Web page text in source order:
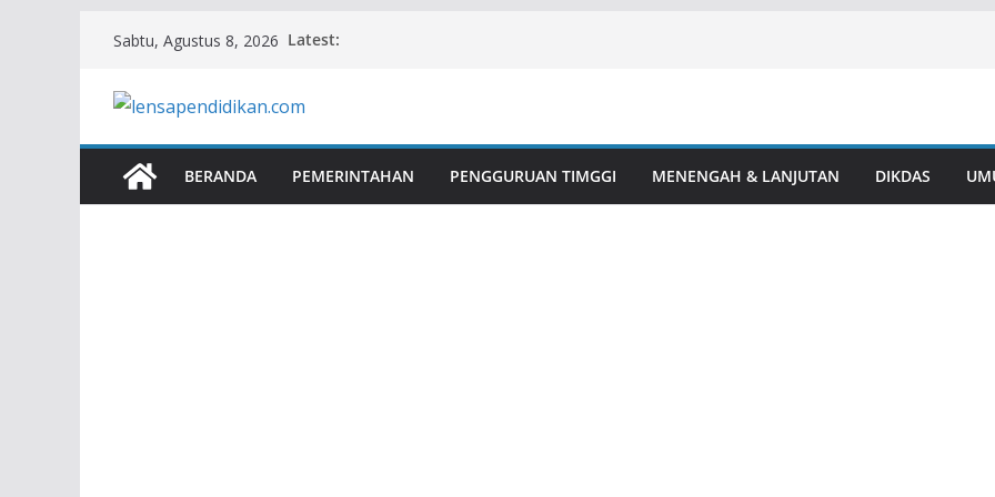
content
Sabtu, Agustus 8, 2026 Latest:
BERANDA PEMERINTAHAN PENGGURUAN TIMGGI MENENGAH & LANJUTAN DIKDAS